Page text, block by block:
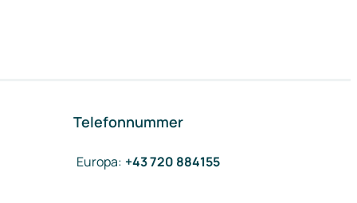
Telefonnummer
Europa: +43 720 884155